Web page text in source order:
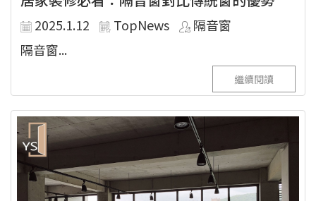
2025.1.12 TopNews
隔音窗
隔音窗...
繼續閱讀